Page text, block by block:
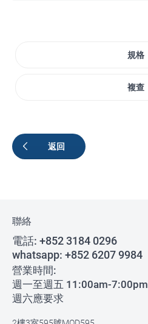
規格
複查
返回
聯絡
電話: +852 3184 0296
whatsapp: +852 6207 9984
營業時間:
週一至週五 11:00am-7:00pm
週六應要求